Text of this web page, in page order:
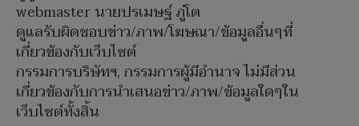
webmaster นายปรเมษฐ์ ภู่โต
ดูแลรับผิดชอบข่าว/ภาพ/โฆษณา/ข้อมูลอื่นๆที่
เกี่ยวข้องกับเว็บไซต์
กรรมการบริษัทฯ, กรรมการผู้มีอำนาจ ไม่มีส่วน
เกี่ยวข้องกับการนำเสนอข่าว/ภาพ/ข้อมูลใดๆใน
เว็บไซต์ทั้งสิ้น